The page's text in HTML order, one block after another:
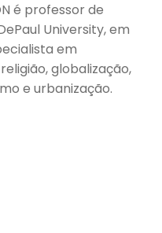
é professor de
University, em
em
globalização,
e urbanização.